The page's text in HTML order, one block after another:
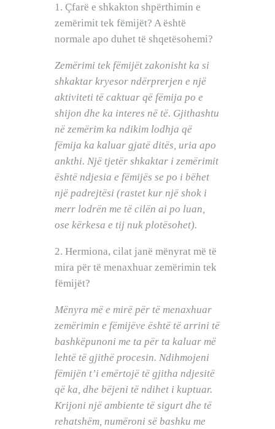
1. Çfarë e shkakton shpërthimin e
zemërimit tek fëmijët? A është
normale apo duhet të shqetësohemi?
Zemërimi tek fëmijët zakonisht ka si
shkaktar kryesor ndërprerjen e një
aktiviteti të caktuar që fëmija po e
shijon dhe ka interes në të. Gjithashtu
në zemërim ka ndikim lodhja që
fëmija ka kaluar gjatë ditës, uria apo
ankthi. Një tjetër shkaktar i zemërimit
është ndjesia e fëmijës se po i bëhet
një padrejtësi (rastet kur një shok i
merr lodrën me të cilën ai po luan,
ose kërkesa e tij nuk plotësohet).
2. Hermiona, cilat janë mënyrat më të
mira për të menaxhuar zemërimin tek
fëmijët?
Mënyra më e mirë për të menaxhuar
zemërimin e fëmijëve është të arrini të
bashkëpunoni me ta për ta kaluar më
lehtë të gjithë procesin. Ndihmojeni
fëmijën t’i emërtojë të gjitha ndjesitë
që ka, dhe bëjeni të ndihet i kuptuar.
Krijoni një ambiente të sigurt dhe të
rehatshëm, numëroni së bashku me